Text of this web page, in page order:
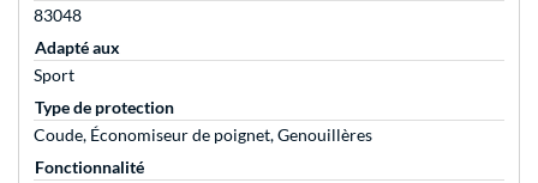
83048
Adapté aux
Sport
Type de protection
Coude, Économiseur de poignet, Genouillères
Fonctionnalité